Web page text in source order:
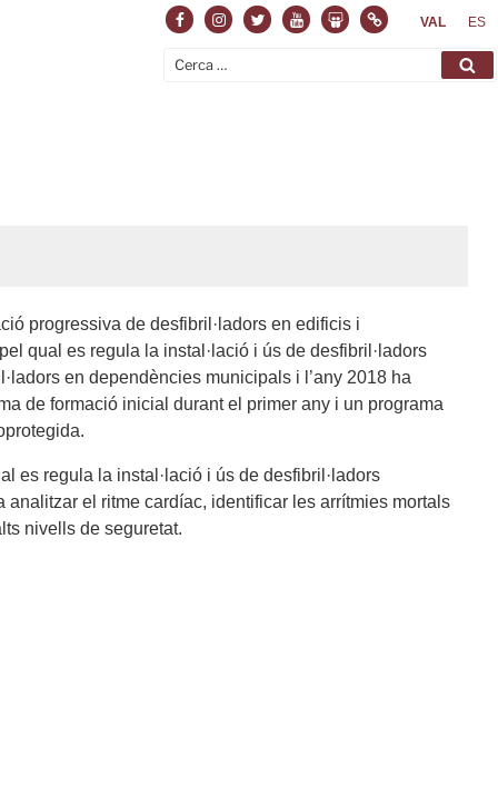
FacebookInstagram
TwitterYoutubeSlideshare
NormasVAL ES
Cerca:
progressiva de desfibril·ladors en edificis i
qual es regula la instal·lació i ús de desfibril·ladors
en dependències municipals i l’any 2018 ha
de formació inicial durant el primer any i un programa
es regula la instal·lació i ús de desfibril·ladors
el ritme cardíac, identificar les arrítmies mortals
nivells de seguretat.